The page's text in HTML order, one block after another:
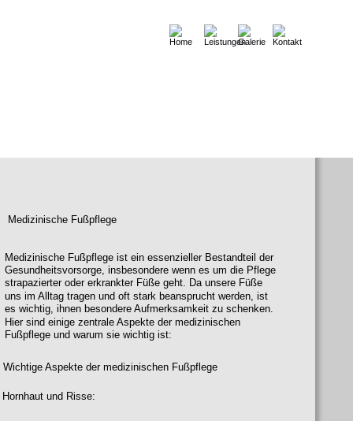
Medizinische Fußpflege
Medizinische Fußpflege ist ein essenzieller Bestandteil der
Gesundheitsvorsorge, insbesondere wenn es um die Pflege
strapazierter oder erkrankter Füße geht. Da unsere Füße
uns im Alltag tragen und oft stark beansprucht werden, ist
es wichtig, ihnen besondere Aufmerksamkeit zu schenken.
Hier sind einige zentrale Aspekte der medizinischen
Fußpflege und warum sie wichtig ist:
Wichtige Aspekte der medizinischen Fußpflege
Hornhaut und Risse: